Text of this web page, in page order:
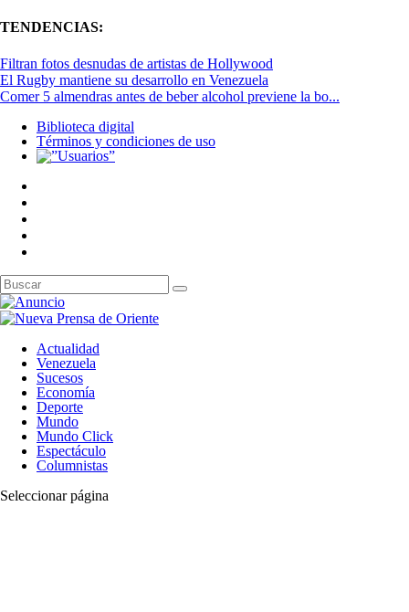
TENDENCIAS:
Filtran fotos desnudas de artistas de Hollywood
El Rugby mantiene su desarrollo en Venezuela
Comer 5 almendras antes de beber alcohol previene la bo...
Biblioteca digital
Términos y condiciones de uso
Actualidad
Venezuela
Sucesos
Economía
Deporte
Mundo
Mundo Click
Espectáculo
Columnistas
Seleccionar página